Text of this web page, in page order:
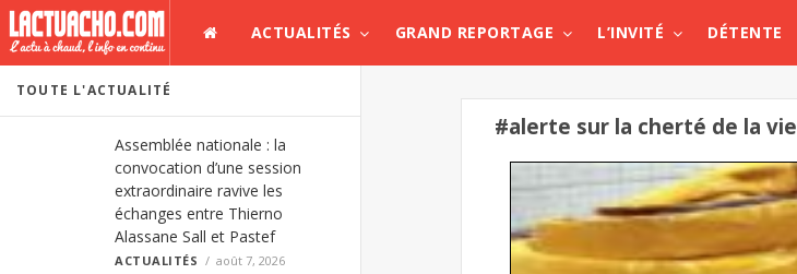
ACTUALITÉS GRAND REPORTAGE L’INVITÉ DÉTENTE
TOUTE L'ACTUALITÉ
Assemblée nationale : la
convocation d’une session
extraordinaire ravive les
échanges entre Thierno
Alassane Sall et Pastef
ACTUALITÉS août 7, 2026
#alerte sur la cherté de la vie